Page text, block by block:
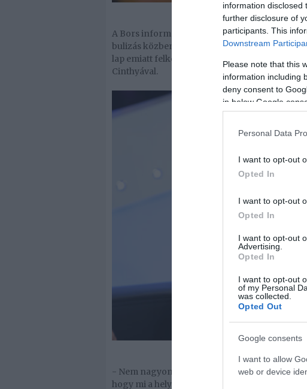
information disclosed
further disclosure of
participants. This
Downstream
Please note that this
information including
deny consent to
in below Google
Personal Data
I want to opt-out
Opted In
I want to opt-out
Opted In
I want to opt-out
Advertising.
Opted In
I want to opt-out
of my Personal
was collected.
Opted Out
Google consents
I want to allow
web or device
A Bors információi szerint Varga Viktort az
bulizás közben összegabalyodott egy
lap emiatt felkereste az énekest, aki
Cinthyával.
- Nem nagyon tudok erről mit mondani, de a
hogy mi a helyzet. Úgy tűnik, vége van